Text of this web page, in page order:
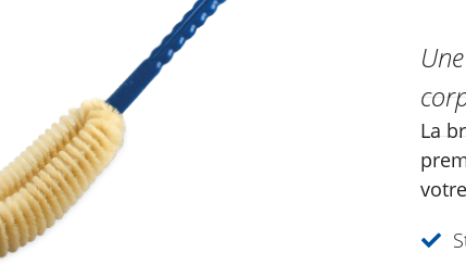
La